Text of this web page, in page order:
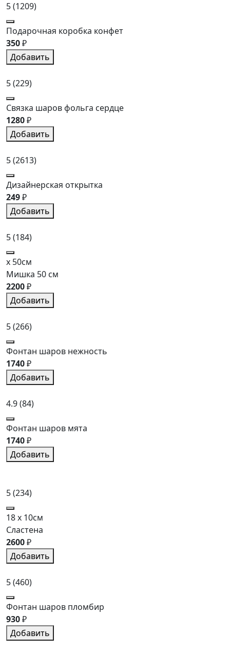
5(1209)
Подарочная коробка конфет
350₽
Добавить
5(229)
Связка шаров фольга сердце
1280₽
Добавить
5(2613)
Дизайнерская открытка
249₽
Добавить
5(184)
x 50см
Мишка 50 см
2200₽
Добавить
5(266)
Фонтан шаров нежность
1740₽
Добавить
4.9(84)
Фонтан шаров мята
1740₽
Добавить
5(234)
18 x 10см
Сластена
2600₽
Добавить
5(460)
Фонтан шаров пломбир
930₽
Добавить